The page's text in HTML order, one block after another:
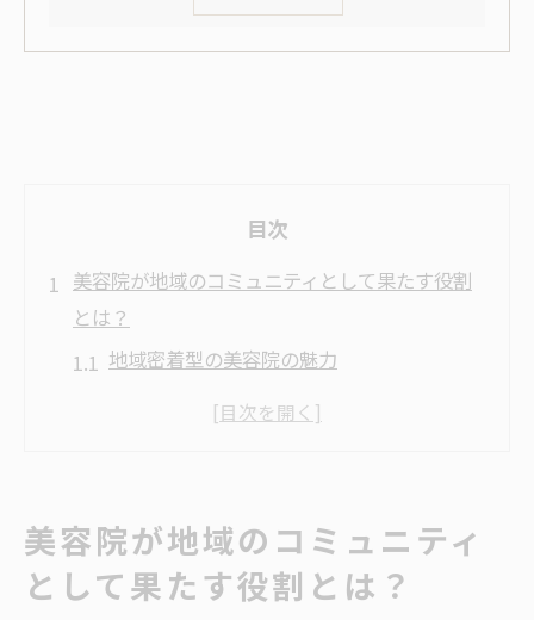
目次
美容院が地域のコミュニティとして果たす役割
とは？
地域密着型の美容院の魅力
美容院が地域イベントに参加する重要性
美容院で生まれる地域交流の場とは？
地域コミュニティにおける美容院の位置づ
け
美容院が地域のコミュニティ
として果たす役割とは？